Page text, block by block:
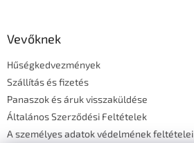
Vevőknek
Hűségkedvezmények
Szállítás és fizetés
Panaszok és áruk visszaküldése
Általános Szerződési Feltételek
A személyes adatok védelmének feltételei